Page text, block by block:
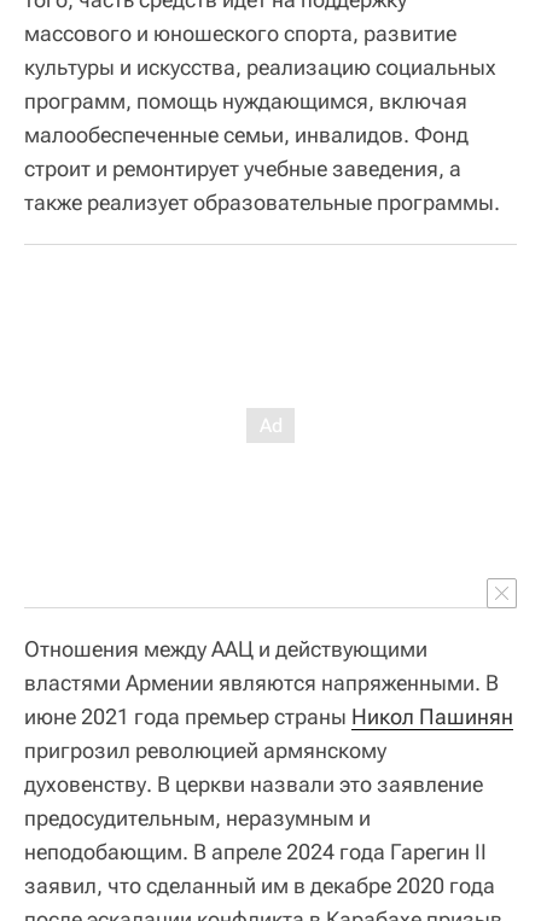
массового и юношеского спорта, развитие
культуры и искусства, реализацию социальных
программ, помощь нуждающимся, включая
малообеспеченные семьи, инвалидов. Фонд
строит и ремонтирует учебные заведения, а
также реализует образовательные программы.
Отношения между ААЦ и действующими
властями Армении являются напряженными. В
июне 2021 года премьер страны Никол Пашинян
пригрозил революцией армянскому
духовенству. В церкви назвали это заявление
предосудительным, неразумным и
неподобающим. В апреле 2024 года Гарегин II
заявил, что сделанный им в декабре 2020 года